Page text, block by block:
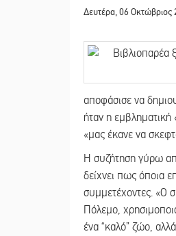
Δευτέρα, 06 Οκτώβριος
αποφάσισε να
ήταν η
«μας έκανε να
Η συζήτηση γύρω
δείχνει πως όποια
συμμετέχοντες. «Ο
Πόλεμο,
ένα “καλό” ζώο,